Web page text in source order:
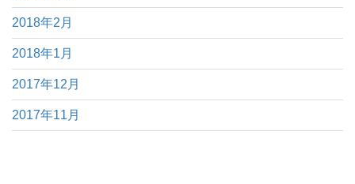
2018年2月
2018年1月
2017年12月
2017年11月